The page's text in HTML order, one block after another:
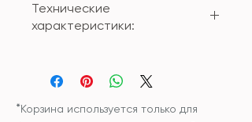
Технические
характеристики:
Поверхность: гладкая
Размер: 15*33,5см
*Корзина используется только для